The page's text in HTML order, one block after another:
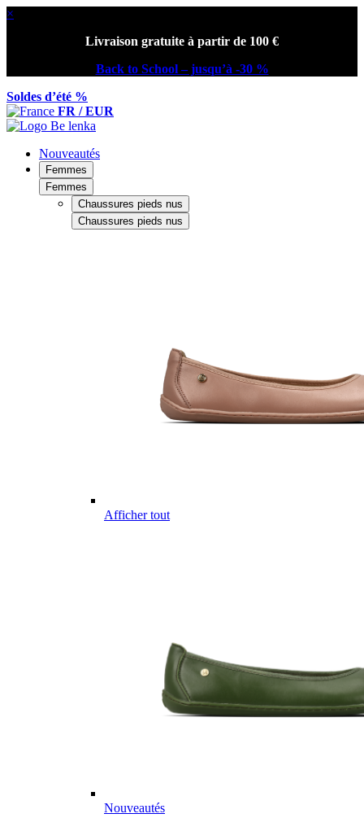
×
Livraison gratuite à partir de 100 €
Back to School – jusqu’à -30 %
Soldes d’été %
FR / EUR
Nouveautés
Femmes
Femmes
Chaussures pieds nus
Chaussures pieds nus
Afficher tout
Nouveautés